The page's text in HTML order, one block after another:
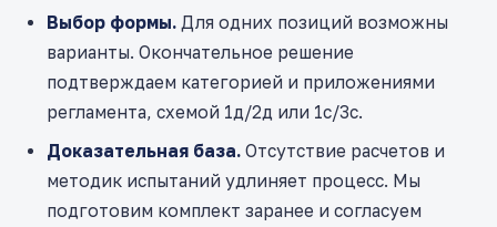
Выбор формы. Для одних позиций возможны
варианты. Окончательное решение
подтверждаем категорией и приложениями
регламента, схемой 1д/2д или 1с/3с.
Доказательная база. Отсутствие расчетов и
методик испытаний удлиняет процесс. Мы
подготовим комплект заранее и согласуем